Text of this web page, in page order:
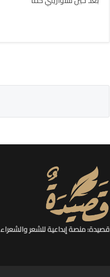
قصيدة: منصة إبداعية للشعر والشعراء